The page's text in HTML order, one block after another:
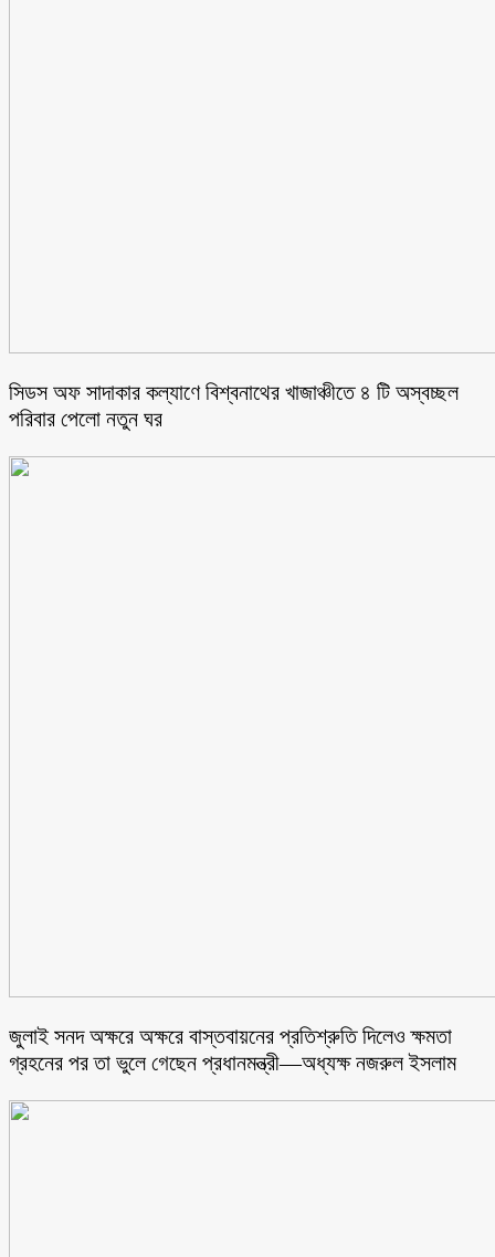
সিডস অফ সাদাকার কল্যাণে বিশ্বনাথের খাজাঞ্চীতে ৪ টি অস্বচ্ছল
পরিবার পেলো নতুন ঘর
জুলাই সনদ অক্ষরে অক্ষরে বাস্তবায়নের প্রতিশ্রুতি দিলেও ক্ষমতা
গ্রহনের পর তা ভুলে গেছেন প্রধানমন্ত্রী—অধ্যক্ষ নজরুল ইসলাম